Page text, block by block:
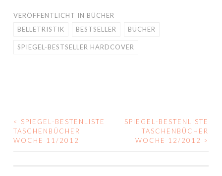
VERÖFFENTLICHT IN BÜCHER
BELLETRISTIK
BESTSELLER BÜCHER
SPIEGEL-BESTSELLER HARDCOVER
BEITRAGS-
NAVIGATION
<
SPIEGEL-BESTENLISTE
TASCHENBÜCHER
WOCHE 11/2012
SPIEGEL-BESTENLISTE
TASCHENBÜCHER
WOCHE 12/2012
>